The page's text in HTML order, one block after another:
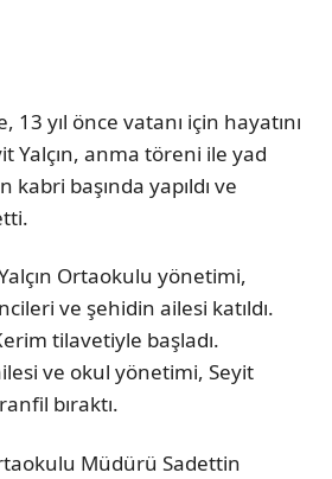
13 yıl önce vatanı için hayatını
Yalçın, anma töreni ile yad
kabri başında yapıldı ve
Ortaokulu yönetimi,
ve şehidin ailesi katıldı.
tilavetiyle başladı.
ve okul yönetimi, Seyit
bıraktı.
Müdürü Sadettin